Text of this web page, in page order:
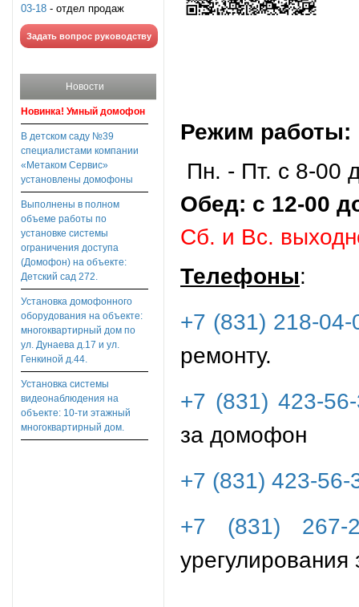
Режим работы:
Пн. - Пт. с 8-00
Обед: с 12-00
Сб. и Вс.
Телефоны:
+7 (831) 218-04-
ремонту.
+7 (831) 423-
за домофон
+7 (831) 423-56-
+7 (831) 267-
03-18 - отдел продаж
Задать вопрос руководству
Новости
Новинка! Умный домофон
В детском саду №39
специалистами компании
«Метаком Сервис»
установлены домофоны
Выполнены в полном
объеме работы по
установке системы
ограничения доступа
(Домофон) на объекте:
Детский сад 272.
Установка домофонного
оборудования на объекте:
многоквартирный дом по
ул. Дунаева д.17 и ул.
Генкиной д.44.
Установка системы
видеонаблюдения на
объекте: 10-ти этажный
многоквартирный дом.